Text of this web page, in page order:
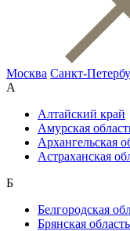
Москва Санкт-
А
Алтайский край
Амурская
Архангельская
Астраханская
Б
Белгородская
Брянская область